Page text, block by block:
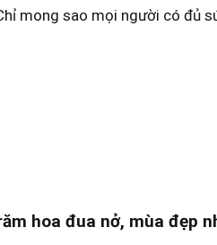
mong sao mọi người có đủ
hoa đua nở, mùa đẹp